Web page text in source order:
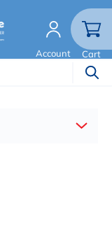
Account Cart